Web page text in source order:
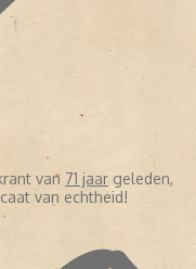
van 71 jaar geleden,
van echtheid!